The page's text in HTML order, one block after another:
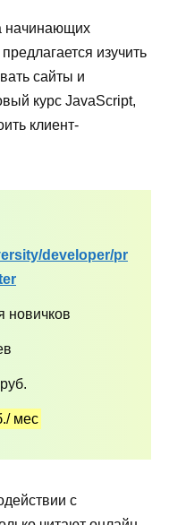
начинающих
изучить
сайты и
курс JavaScript,
клиент-
developer/pr
новичков
мес
с